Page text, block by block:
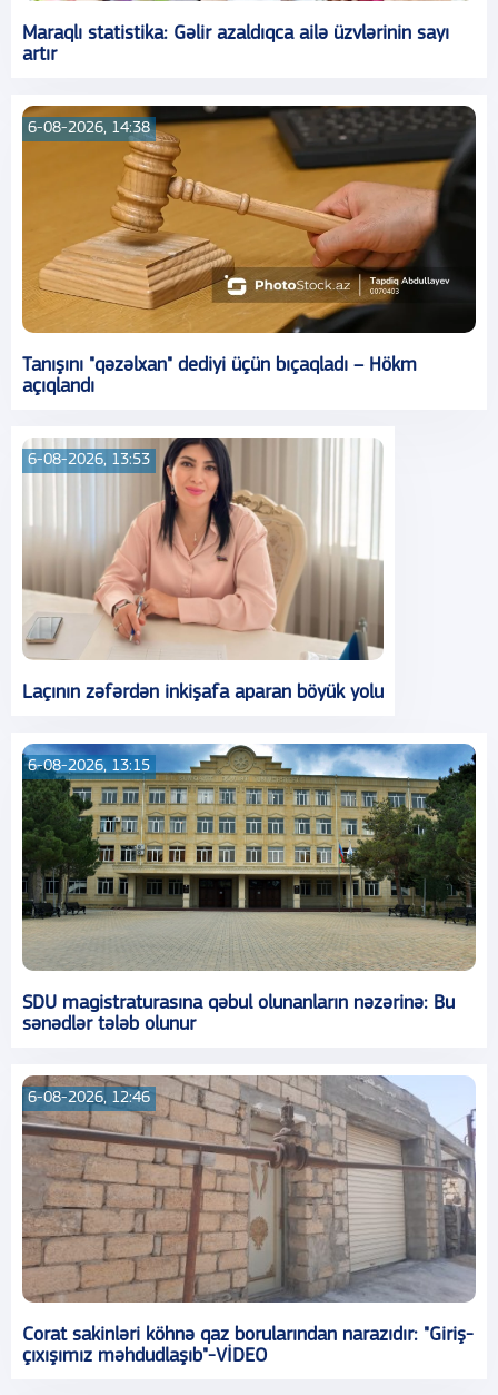
Maraqlı statistika: Gəlir azaldıqca ailə üzvlərinin sayı
artır
6-08-2026, 14:38
Tanışını "qəzəlxan" dediyi üçün bıçaqladı – Hökm
açıqlandı
6-08-2026, 13:53
Laçının zəfərdən inkişafa aparan böyük yolu
6-08-2026, 13:15
SDU magistraturasına qəbul olunanların nəzərinə: Bu
sənədlər tələb olunur
6-08-2026, 12:46
Corat sakinləri köhnə qaz borularından narazıdır: "Giriş-
çıxışımız məhdudlaşıb"-VİDEO